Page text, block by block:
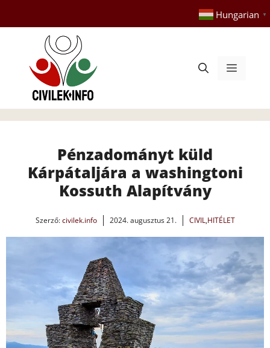
tartalomba
Hungarian ▼
Menü
Pénzadományt küld
Kárpátaljára a washingtoni
Kossuth Alapítvány
Szerző:civilek.info 2024. augusztus 21. CIVIL,HITÉLET